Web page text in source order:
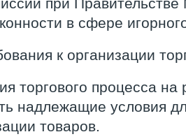
в сфере
к организации
торгового процесса
надлежащие условия
товаров.